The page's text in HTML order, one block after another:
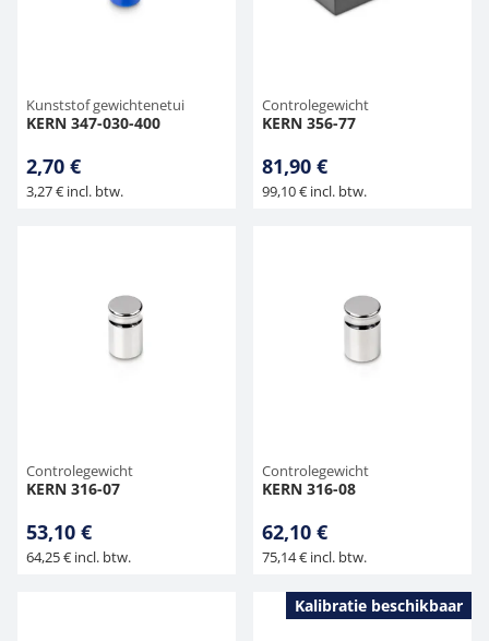
Kunststof gewichtenetui
KERN 347-030-400
2,70 €
3,27 € incl. btw.
Controlegewicht
KERN 356-77
81,90 €
99,10 € incl. btw.
Controlegewicht
KERN 316-07
53,10 €
64,25 € incl. btw.
Controlegewicht
KERN 316-08
62,10 €
75,14 € incl. btw.
Kalibratie beschikbaar